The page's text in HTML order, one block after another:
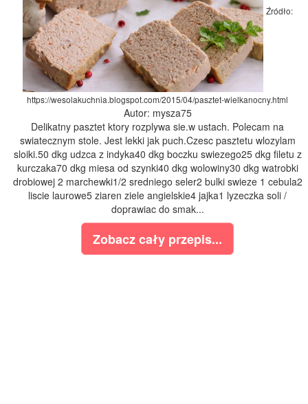
Źródło:
https://wesolakuchnia.blogspot.com/2015/04/pasztet-wielkanocny.html
Autor: mysza75
Delikatny pasztet ktory rozplywa sie.w ustach. Polecam na
swiatecznym stole. Jest lekki jak puch.Czesc pasztetu wlozylam
sloiki.50 dkg udzca z indyka40 dkg boczku swiezego25 dkg filetu z
kurczaka70 dkg miesa od szynki40 dkg wolowiny30 dkg watrobki
drobiowej 2 marchewki1/2 sredniego seler2 bulki swieze 1 cebula2
liscie laurowe5 ziaren ziele angielskie4 jajka1 lyzeczka soli /
doprawiac do smak...
Zobacz cały przepis...